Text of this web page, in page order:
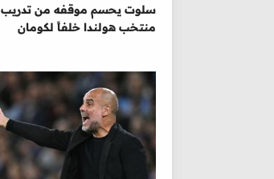
سلوت يحسم موقفه من تدريب
منتخب هولندا خلفاً لكومان